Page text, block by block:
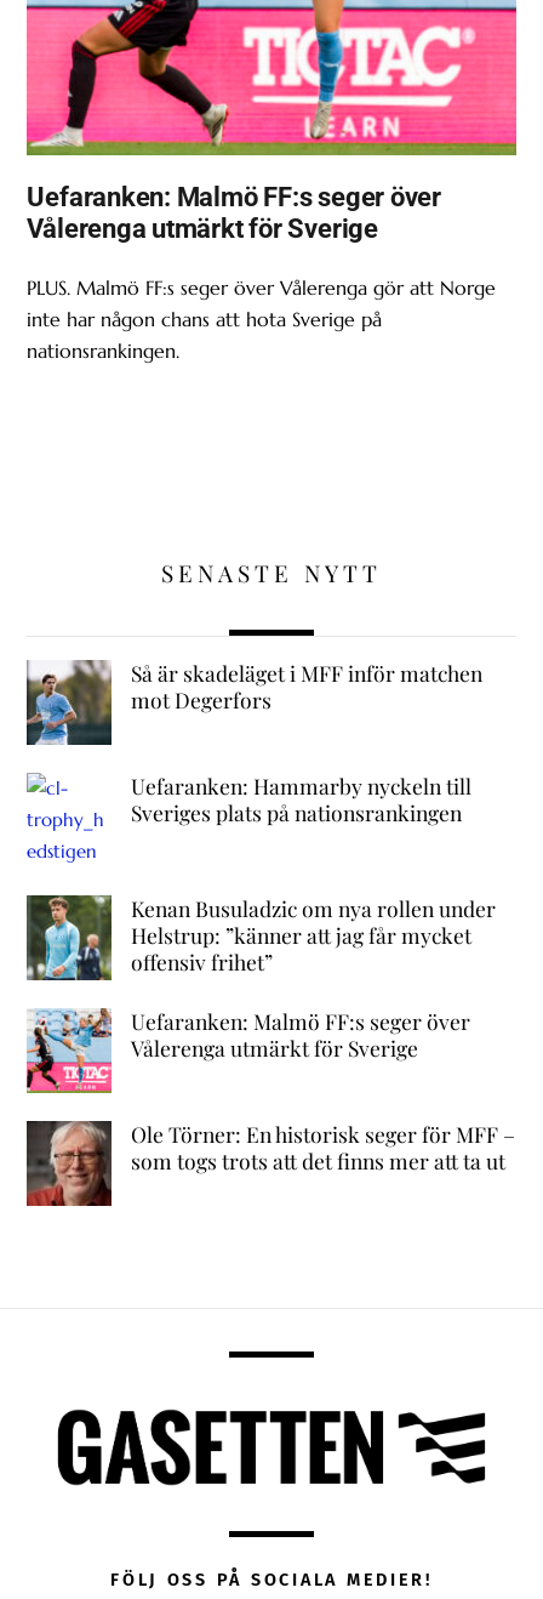
Uefaranken: Malmö FF:s seger över
Vålerenga utmärkt för Sverige
PLUS. Malmö FF:s seger över Vålerenga gör att Norge
inte har någon chans att hota Sverige på
nationsrankingen.
SENASTE NYTT
Så är skadeläget i MFF inför matchen
mot Degerfors
Uefaranken: Hammarby nyckeln till
Sveriges plats på nationsrankingen
Kenan Busuladzic om nya rollen under
Helstrup: ”känner att jag får mycket
offensiv frihet”
Uefaranken: Malmö FF:s seger över
Vålerenga utmärkt för Sverige
Ole Törner: En historisk seger för MFF –
som togs trots att det finns mer att ta ut
FÖLJ OSS PÅ SOCIALA MEDIER!